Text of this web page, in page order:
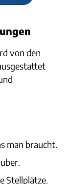
von den
man braucht.
Stellplätze.